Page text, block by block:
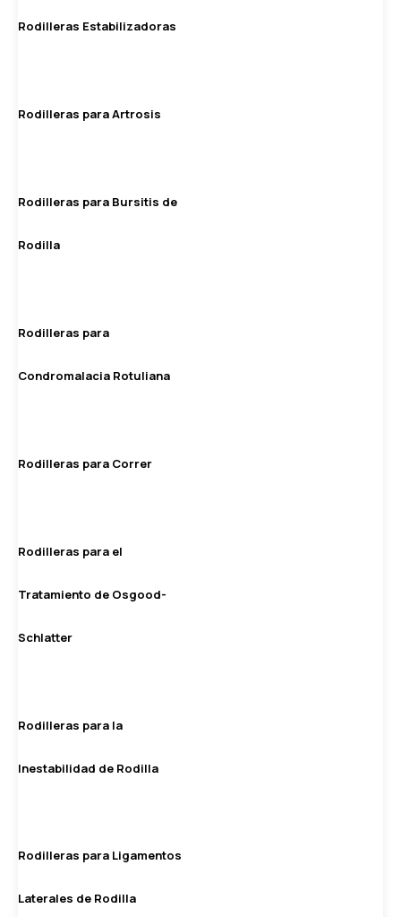
Rodilleras Estabilizadoras
Rodilleras para Artrosis
Rodilleras para Bursitis de
Rodilla
Rodilleras para
Condromalacia Rotuliana
Rodilleras para Correr
Rodilleras para el
Tratamiento de Osgood-
Schlatter
Rodilleras para la
Inestabilidad de Rodilla
Rodilleras para Ligamentos
Laterales de Rodilla